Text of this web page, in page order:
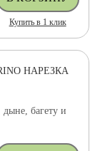
Купить в 1 клик
НАРЕЗКА
багету и